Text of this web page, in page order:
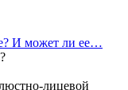
И может ли ее…
лицевой